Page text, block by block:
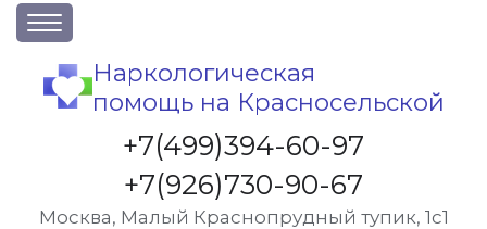
О клинике
Акции
Вакансии
Лицензии
Статьи
Наркологическая
помощь на Красносельской
+7(499)394-60-97
+7(926)730-90-67
Москва, Малый Краснопрудный тупик, 1с1